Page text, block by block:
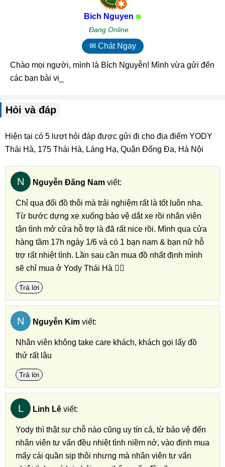
Bich Nguyen
Đang Online
✉ Chát Ngay
Chào mọi người, mình là Bích Nguyễn! Mình vừa gửi đến
các bạn bài viết về YODY_
Hỏi và đáp
Hiện tại có 5 lượt hỏi đáp được gửi đi cho địa điểm YODY
Thái Hà, 175 Thái Hà, Láng Hạ, Quận Đống Đa, Hà Nội
N Nguyễn Đăng Nam viết:
Chỉ qua đổi đồ thôi mà trải nghiệm rất là tốt luôn nha.
Từ bước dựng xe xuống bảo vệ dắt xe rồi nhân viên
tận tình mở cửa hỗ trợ là đã rất nice rồi. Mình qua cửa
hàng tầm 17h ngày 1/6 và có 1 bạn nam & bạn nữ hỗ
trợ rất nhiệt tình. Lần sau cần mua đồ nhất định mình
sẽ chỉ mua ở Yody Thái Hà 👍🏼
Trả lời
N Nguyễn Kim viết:
Nhân viên không take care khách, khách gọi lấy đồ
thử rất lâu
Trả lời
L Linh Lê viết:
Yody thì thật sự chỗ nào cũng uy tín cả, từ bảo vệ đến
nhân viên tư vấn đều nhiệt tình niềm nở, vào định mua
mấy cái quần sịp thôi nhưng mà nhân viên tư vấn